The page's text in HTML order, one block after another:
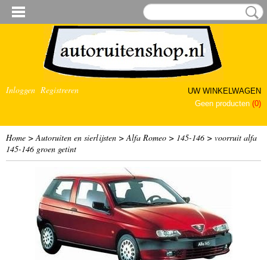
Inloggen Registreren
UW WINKELWAGEN
Geen producten (0)
Home >Autoruiten en sierlijsten >Alfa Romeo > 145-146 > voorruit alfa
145-146 groen getint